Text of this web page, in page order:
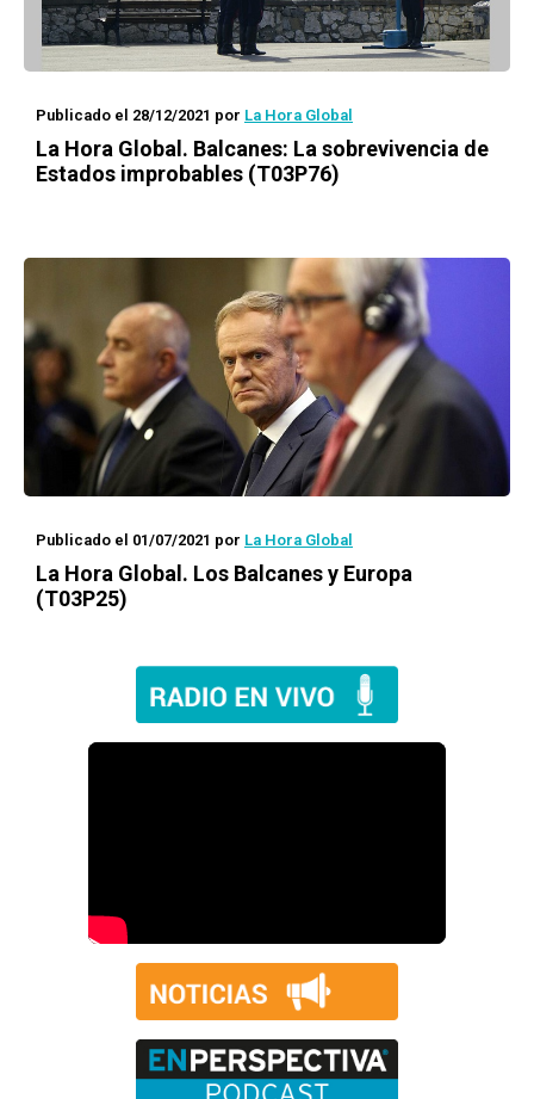
Publicado el 28/12/2021 por La Hora Global
La Hora Global. Balcanes: La sobrevivencia de
Estados improbables (T03P76)
Publicado el 01/07/2021 por La Hora Global
La Hora Global. Los Balcanes y Europa
(T03P25)